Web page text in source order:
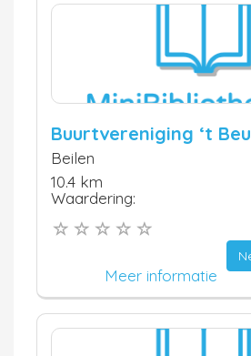
Buurtvereniging ‘t
Beilen
10.4 km
Waardering:
Meer informatie